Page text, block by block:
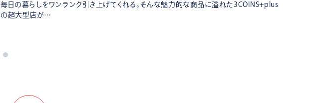
毎日の暮らしをワンランク引き上げてくれる。そんな魅力的な商品に溢れた3COINS+plus
の超大型店が…